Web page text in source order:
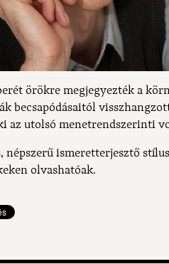
örökre megjegyezték a
becsapódásaitól
az utolsó menetrendszerinti
népszerű ismeretterjesztő
olvashatóak.